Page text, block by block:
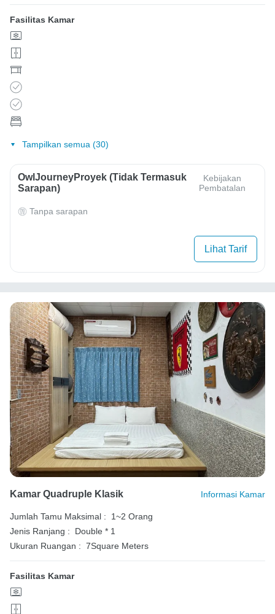
Fasilitas Kamar
Tampilkan semua (30)
OwlJourneyProyek (Tidak Termasuk
Sarapan)
Kebijakan
Pembatalan
Tanpa sarapan
Lihat Tarif
Kamar Quadruple Klasik Informasi Kamar
Jumlah Tamu Maksimal :
1~2 Orang
Jenis Ranjang :
Double * 1
Ukuran Ruangan : 7Square Meters
Fasilitas Kamar